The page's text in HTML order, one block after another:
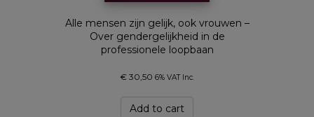
Alle mensen zijn gelijk, ook vrouwen –
Over gendergelijkheid in de
professionele loopbaan
€ 30,50 6% VAT Inc.
Add to cart